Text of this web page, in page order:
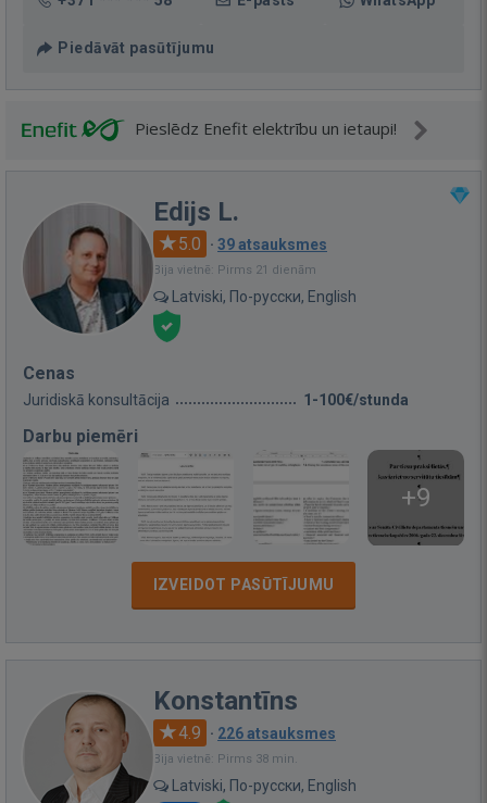
Piedāvāt pasūtījumu
Pieslēdz Enefit elektrību un ietaupi!
Edijs L.
5.0 · 39 atsauksmes
Bija vietnē: Pirms 21 dienām
Latviski, По-русски, English
Cenas
Juridiskā konsultācija 1-100€/stunda
Darbu piemēri
+9
IZVEIDOT PASŪTĪJUMU
Konstantīns
4.9 · 226 atsauksmes
Bija vietnē: Pirms 38 min.
Latviski, По-русски, English